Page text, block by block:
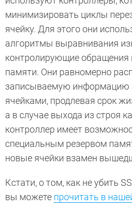
минимизировать циклы
ячейку. Для этого они
алгоритмы выравнивания
контролирующие обращения
памяти. Они равномерно
записываемую информацию
ячейками, продлевая срок
а в случае выхода из строя
контроллер имеет
специальным резервом
новые ячейки взамен
Кстати, о том, как не убить
вы можете прочитать в